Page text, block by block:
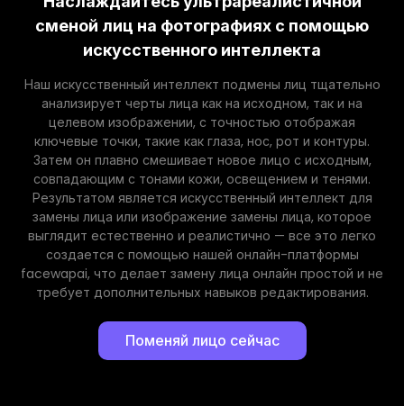
сменой лиц на фотографиях с помощью
искусственного интеллекта
Наш искусственный интеллект подмены лиц тщательно
анализирует черты лица как на исходном, так и на
целевом изображении, с точностью отображая
ключевые точки, такие как глаза, нос, рот и контуры.
Затем он плавно смешивает новое лицо с исходным,
совпадающим с тонами кожи, освещением и тенями.
Результатом является искусственный интеллект для
замены лица или изображение замены лица, которое
выглядит естественно и реалистично — все это легко
создается с помощью нашей онлайн-платформы
facewapai, что делает замену лица онлайн простой и не
требует дополнительных навыков редактирования.
Поменяй лицо сейчас